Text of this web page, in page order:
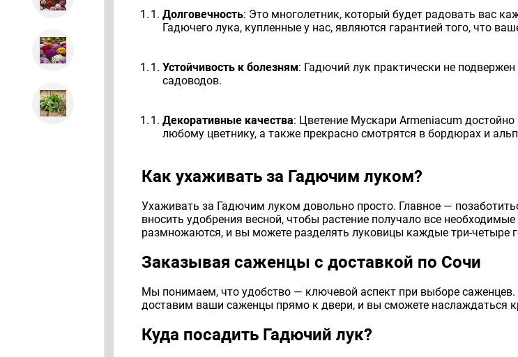
Долговечность: Это многолетник, который будет радовать вас
Гадючего лука, купленные у нас, являются гарантией того, что
Устойчивость к болезням: Гадючий лук практически не
садоводов.
Декоративные качества: Цветение Мускари Armeniacum
любому цветнику, а также прекрасно смотрятся в бордюрах и
Как ухаживать за Гадючим луком?
Ухаживать за Гадючим луком довольно просто. Главное —
вносить удобрения весной, чтобы растение получало все
размножаются, и вы можете разделять луковицы каждые три-четыре
Заказывая саженцы с доставкой по Сочи
Мы понимаем, что удобство — ключевой аспект при выборе
доставим ваши саженцы прямо к двери, и вы сможете наслаждаться
Куда посадить Гадючий лук?